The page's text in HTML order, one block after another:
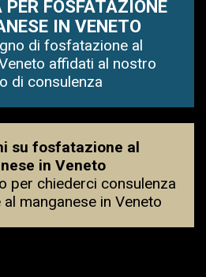
PER FOSFATAZIONE
IN VENETO
di fosfatazione al
affidati al nostro
di consulenza
su fosfatazione al
in Veneto
per chiederci consulenza
manganese in Veneto